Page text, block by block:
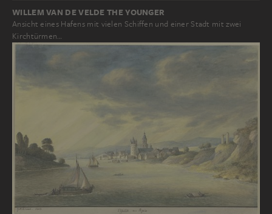
WILLEM VAN DE VELDE THE YOUNGER
Ansicht eines Hafens mit vielen Schiffen und einer Stadt mit zwei
Kirchtürmen…